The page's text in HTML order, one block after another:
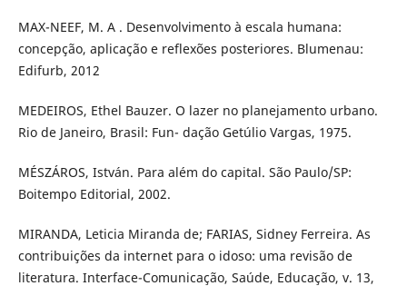
MAX-NEEF, M. A . Desenvolvimento à escala humana:
concepção, aplicação e reflexões posteriores. Blumenau:
Edifurb, 2012
MEDEIROS, Ethel Bauzer. O lazer no planejamento urbano.
Rio de Janeiro, Brasil: Fun- dação Getúlio Vargas, 1975.
MÉSZÁROS, István. Para além do capital. São Paulo/SP:
Boitempo Editorial, 2002.
MIRANDA, Leticia Miranda de; FARIAS, Sidney Ferreira. As
contribuições da internet para o idoso: uma revisão de
literatura. Interface-Comunicação, Saúde, Educação, v. 13,